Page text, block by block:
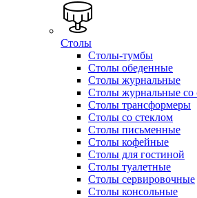
Столы
Столы-тумбы
Столы обеденные
Столы журнальные
Столы журнальные со
Столы трансформеры
Столы со стеклом
Столы письменные
Столы кофейные
Столы для гостиной
Столы туалетные
Столы сервировочные
Столы консольные